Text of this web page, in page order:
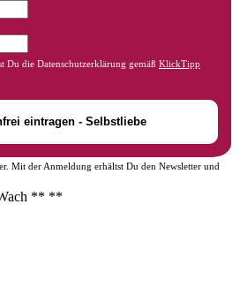
Du die Datenschutzerklärung gemäß KlickTipp
Mit der Anmeldung erhältst Du den Newsletter und
** **